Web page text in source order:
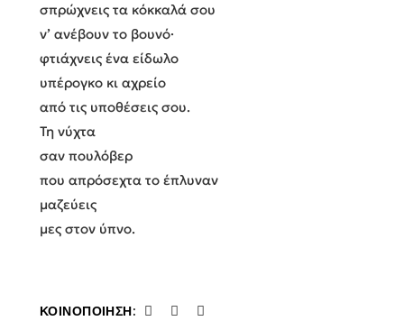
σπρώχνεις τα κόκκαλά σου
ν’ ανέβουν το βουνό·
φτιάχνεις ένα είδωλο
υπέρογκο κι αχρείο
από τις υποθέσεις σου.
Τη νύχτα
σαν πουλόβερ
που απρόσεχτα το έπλυναν
μαζεύεις
μες στον ύπνο.
ΚΟΙΝΟΠΟΊΗΣΗ: